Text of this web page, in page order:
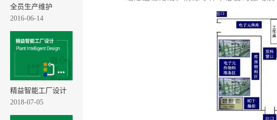
全员生产维护
2016-06-14
精益智能工厂设计
2018-07-05